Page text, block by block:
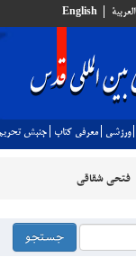
العربية English
ورزشي معرفي كتاب جنبش
فتحی شقاقی